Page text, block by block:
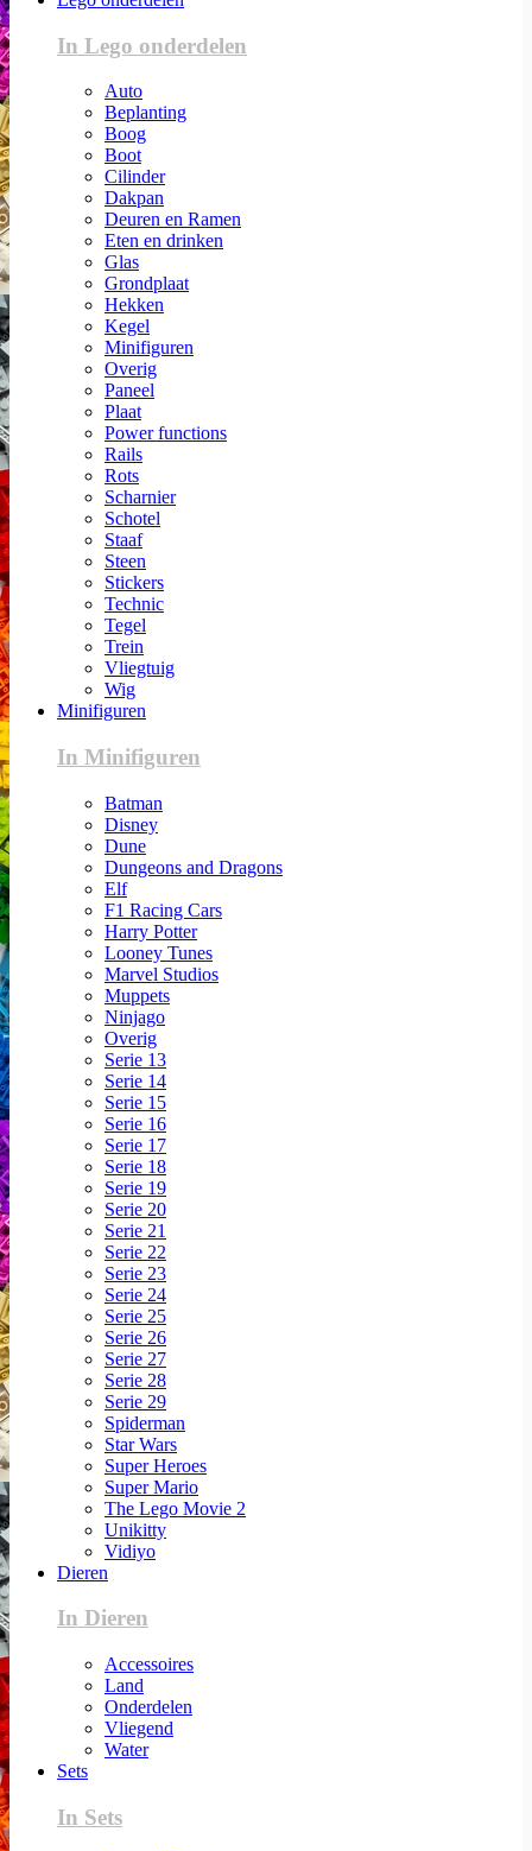
In Lego onderdelen
Auto
Beplanting
Boog
Boot
Cilinder
Dakpan
Deuren en Ramen
Eten en drinken
Glas
Grondplaat
Hekken
Kegel
Minifiguren
Overig
Paneel
Plaat
Power functions
Rails
Rots
Scharnier
Schotel
Staaf
Steen
Stickers
Technic
Tegel
Trein
Vliegtuig
Wig
Minifiguren
In Minifiguren
Batman
Disney
Dune
Dungeons and Dragons
Elf
F1 Racing Cars
Harry Potter
Looney Tunes
Marvel Studios
Muppets
Ninjago
Overig
Serie 13
Serie 14
Serie 15
Serie 16
Serie 17
Serie 18
Serie 19
Serie 20
Serie 21
Serie 22
Serie 23
Serie 24
Serie 25
Serie 26
Serie 27
Serie 28
Serie 29
Spiderman
Star Wars
Super Heroes
Super Mario
The Lego Movie 2
Unikitty
Vidiyo
Dieren
In Dieren
Accessoires
Land
Onderdelen
Vliegend
Water
Sets
In Sets